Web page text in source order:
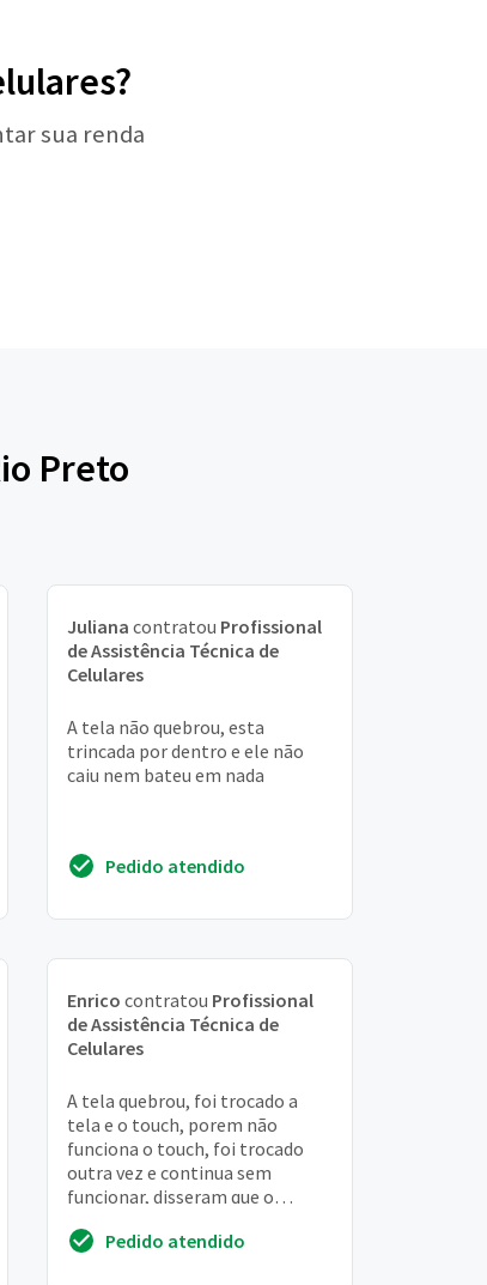
sua renda
Preto
Juliana contratou Profissional
de Assistência Técnica de
Celulares
A tela não quebrou, esta
trincada por dentro e ele não
caiu nem bateu em nada
Pedido atendido
Enrico contratou Profissional
de Assistência Técnica de
Celulares
A tela quebrou, foi trocado a
tela e o touch, porem não
funciona o touch, foi trocado
outra vez e continua sem
funcionar, disseram que o
recebe ligações, msn, ...
Pedido atendido